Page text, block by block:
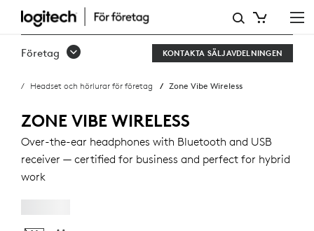
ZONE
VIBE
Företag KONTAKTA SÄLJAVDELNINGEN
Headset och hörlurar för företag Zone Vibe Wireless
ZONE VIBE WIRELESS
Over-the-ear headphones with Bluetooth and USB
receiver — certified for business and perfect for hybrid
work